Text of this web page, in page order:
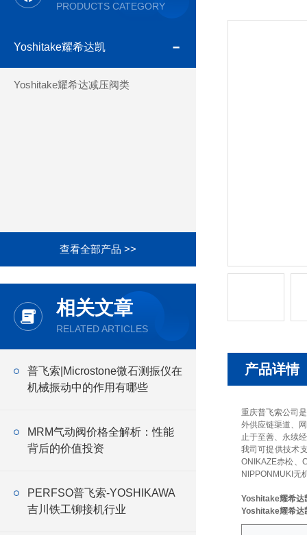
PRODUCTS CATEGORY
Yoshitake耀希达凯
Yoshitake耀希达减压阀类
查看全部产品 >>
相关文章
RELATED ARTICLES
普飞索|Microstone微石测振仪在
机械振动中的作用有哪些
MRM气动阀价格全解析：性能
背后的价值投资
PERFSO普飞索-YOSHIKAWA
吉川铁工铆接机行业
产品详情
重庆普飞索公司
外供应链渠道、
止于至善、永续
我司可提供技术
ONIKAZE赤松、
NIPPONMUKI无
Yoshitake耀希达
Yoshitake耀希达